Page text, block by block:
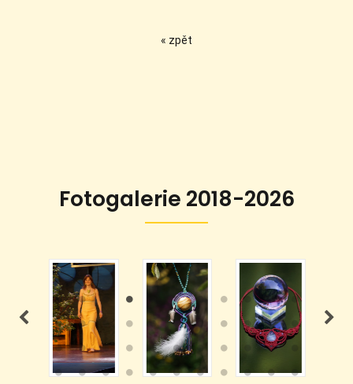
« zpět
Fotogalerie 2018-2026